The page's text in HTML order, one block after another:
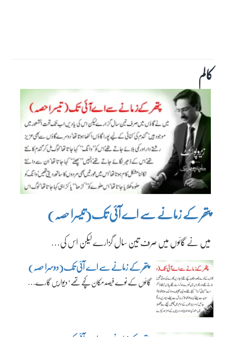
کالم
پتھر کے زمانے سے اے آئی تک(تیسرا حصہ)
میں نے گائوں میں صرف تین سال گزارے لیکن اس کی…
پتھر کے زمانے سے اے آئی تک(دوسرا حصہ)
گائوں کے نوے فیصد مکان کچے تھے‘ دیواریں گارے…